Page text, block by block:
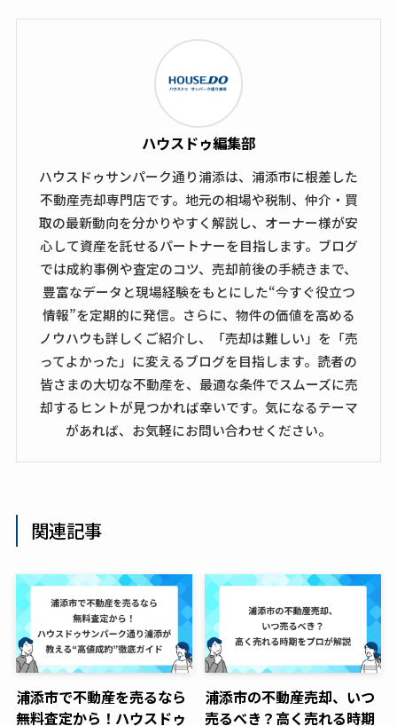
ハウスドゥ編集部
ハウスドゥサンパーク通り浦添は、浦添市に根差した
不動産売却専門店です。地元の相場や税制、仲介・買
取の最新動向を分かりやすく解説し、オーナー様が安
心して資産を託せるパートナーを目指します。ブログ
では成約事例や査定のコツ、売却前後の手続きまで、
豊富なデータと現場経験をもとにした“今すぐ役立つ
情報”を定期的に発信。さらに、物件の価値を高める
ノウハウも詳しくご紹介し、「売却は難しい」を「売
ってよかった」に変えるブログを目指します。読者の
皆さまの大切な不動産を、最適な条件でスムーズに売
却するヒントが見つかれば幸いです。気になるテーマ
があれば、お気軽にお問い合わせください。
関連記事
浦添市で不動産を売るなら
無料査定から！ハウスドゥ
浦添市の不動産売却、いつ
売るべき？高く売れる時期